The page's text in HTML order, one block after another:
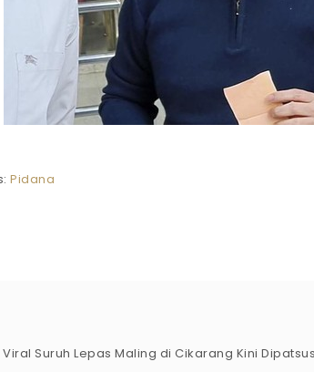
Pidana
Viral Suruh Lepas Maling di Cikarang Kini Dipatsus